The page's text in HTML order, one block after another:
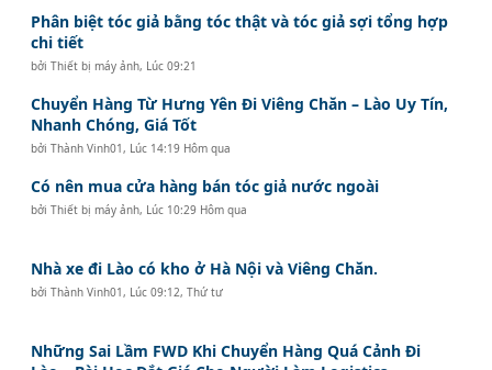
Phân biệt tóc giả bằng tóc thật và tóc giả sợi tổng hợp
chi tiết
bởiThiết bị máy ảnh, Lúc 09:21
Chuyển Hàng Từ Hưng Yên Đi Viêng Chăn – Lào Uy Tín,
Nhanh Chóng, Giá Tốt
bởiThành Vinh01 , Lúc 14:19 Hôm qua
Có nên mua cửa hàng bán tóc giả nước ngoài
bởiThiết bị máy ảnh, Lúc 10:29 Hôm qua
Nhà xe đi Lào có kho ở Hà Nội và Viêng Chăn.
bởiThành Vinh01 , Lúc 09:12, Thứ tư
Những Sai Lầm FWD Khi Chuyển Hàng Quá Cảnh Đi